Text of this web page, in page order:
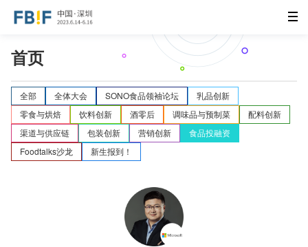
首页
全部 全体大会 SONO食品领袖论坛
乳品创新
零食与烘焙
饮料创新 酒零后 调味品与预制菜
配料创新
渠道与供应链
包装创新 营销创新
食品投融资
Foodtalks沙龙
新生报到！